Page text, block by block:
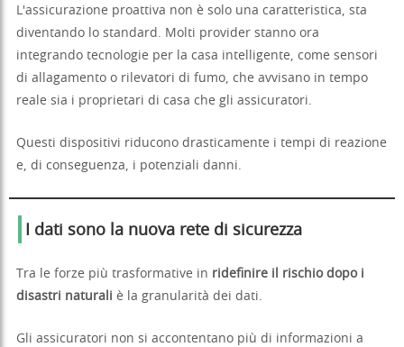
L'assicurazione proattiva non è solo una caratteristica, sta
diventando lo standard. Molti provider stanno ora
integrando tecnologie per la casa intelligente, come sensori
di allagamento o rilevatori di fumo, che avvisano in tempo
reale sia i proprietari di casa che gli assicuratori.
Questi dispositivi riducono drasticamente i tempi di reazione
e, di conseguenza, i potenziali danni.
I dati sono la nuova rete di sicurezza
Tra le forze più trasformative in ridefinire il rischio dopo i
disastri naturali è la granularità dei dati.
Gli assicuratori non si accontentano più di informazioni a